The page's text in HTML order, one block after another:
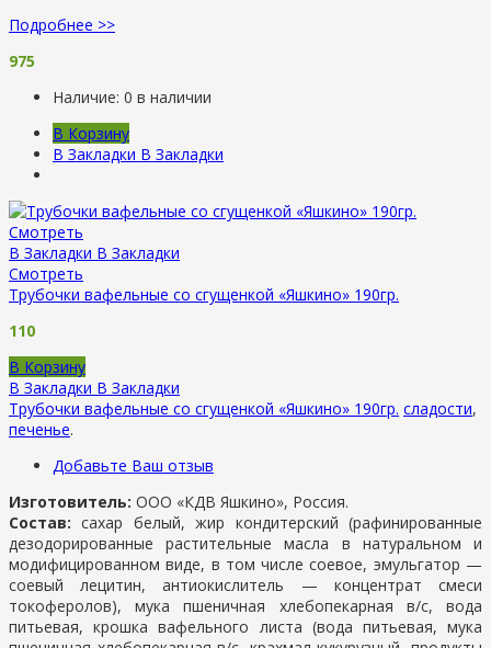
Подробнее >>
975
Наличие: 0 в наличии
В Корзину
В Закладки В Закладки
Смотреть
В Закладки В Закладки
Смотреть
Трубочки вафельные со сгущенкой «Яшкино» 190гр.
110
В Корзину
В Закладки В Закладки
Трубочки вафельные со сгущенкой «Яшкино» 190гр. сладости,
печенье.
Добавьте Ваш отзыв
Изготовитель: ООО «КДВ Яшкино», Россия.
Состав:сахар белый, жир кондитерский (рафинированные
дезодорированные растительные масла в натуральном и
модифицированном виде, в том числе соевое, эмульгатор —
соевый лецитин, антиокислитель — концентрат смеси
токоферолов), мука пшеничная хлебопекарная в/с, вода
питьевая, крошка вафельного листа (вода питьевая, мука